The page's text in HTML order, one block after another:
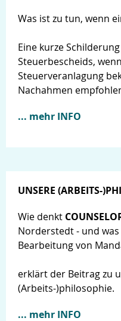
Was ist zu tun, wenn
Eine kurze
Steuerbescheids, wenn
Steuerveranlagung
Nachahmen
... mehr INFO
UNSERE (ARBEITS-
Wie denkt
Norderstedt - und
Bearbeitung von
erklärt der Beitrag zu
(Arbeits-)philosophie.
... mehr INFO